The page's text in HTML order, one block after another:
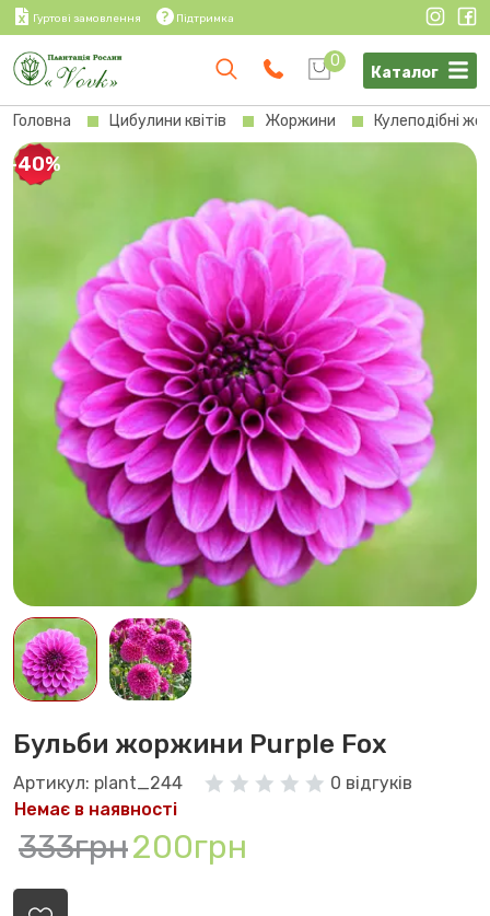
Гуртові замовлення Підтримка
0
Каталог
Головна Цибулини квітів Жоржини Кулеподібні
-40%
Бульби жоржини Purple Fox
Артикул: plant_244
0 відгуків
Немає в наявності
333грн200грн